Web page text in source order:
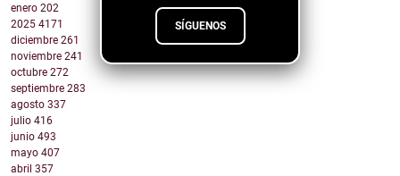
SÍGUENOS
enero 202
2025 4171
diciembre 261
noviembre 241
octubre 272
septiembre 283
agosto 337
julio 416
junio 493
mayo 407
abril 357